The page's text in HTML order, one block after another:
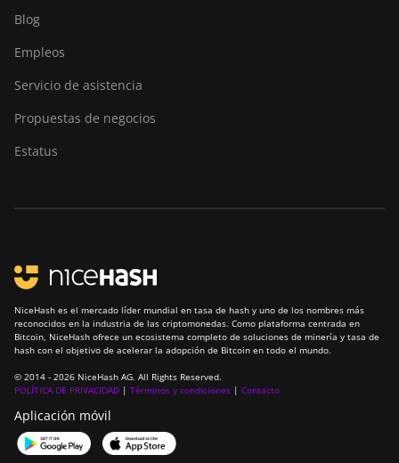
Blog
Empleos
Servicio de asistencia
Propuestas de negocios
Estatus
NiceHash es el mercado líder mundial en tasa de hash y uno de los nombres más
reconocidos en la industria de las criptomonedas. Como plataforma centrada en
Bitcoin, NiceHash ofrece un ecosistema completo de soluciones de minería y tasa de
hash con el objetivo de acelerar la adopción de Bitcoin en todo el mundo.
© 2014 - 2026 NiceHash AG. All Rights Reserved.
POLÍTICA DE PRIVACIDAD | Términos y condiciones | Contacto
Aplicación móvil